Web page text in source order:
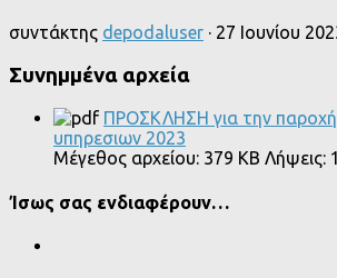
συντάκτης depodaluser · 27 Ιουνίου
Συνημμένα αρχεία
ΠΡΟΣΚΛΗΣΗ για την
υπηρεσιων 2023
Μέγεθος αρχείου: 379 KB Λήψεις:
Ίσως σας ενδιαφέρουν…